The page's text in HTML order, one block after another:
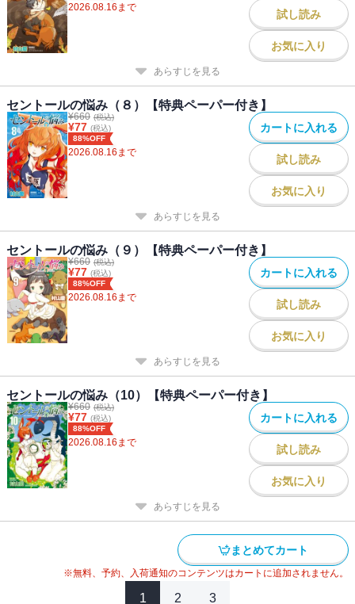
2026.08.16 まで
試し読み
お気に入り
あらすじを見る
セントールの悩み（８）【特典ペーパー付き】
¥660 (税込)
¥77 (税込)
88%OFF
2026.08.16 まで
カートに入れる
試し読み
お気に入り
あらすじを見る
セントールの悩み（９）【特典ペーパー付き】
¥660 (税込)
¥77 (税込)
88%OFF
2026.08.16 まで
カートに入れる
試し読み
お気に入り
あらすじを見る
セントールの悩み（10）【特典ペーパー付き】
¥660 (税込)
¥77 (税込)
88%OFF
2026.08.16 まで
カートに入れる
試し読み
お気に入り
あらすじを見る
まとめてカート
※無料、予約、入荷通知のコンテンツはカートに追加されません。
1 2 3